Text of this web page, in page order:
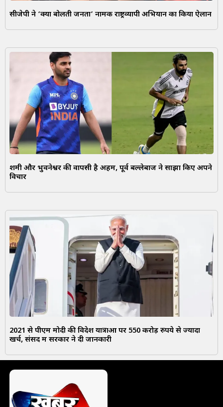
सीजेपी ने ‘क्या बोलती जनता’ नामक राष्ट्रव्यापी अभियान का किया ऐलान
शमी और भुवनेश्वर की वापसी है अहम, पूर्व बल्लेबाज ने साझा किए अपने
विचार
2021 से पीएम मोदी की विदेश यात्राओं पर 550 करोड़ रुपये से ज्यादा
खर्च, संसद में सरकार ने दी जानकारी